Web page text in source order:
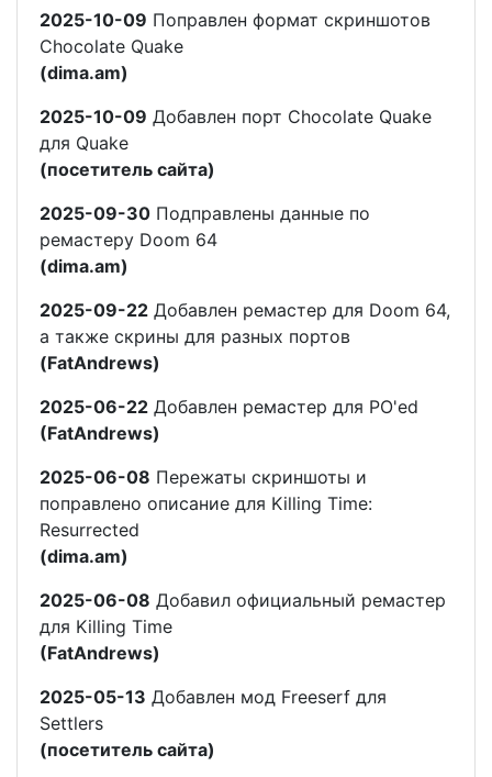
2025-10-09 Поправлен формат скриншотов
Chocolate Quake
(dima.am)
2025-10-09 Добавлен порт Chocolate Quake
для Quake
(посетитель сайта)
2025-09-30 Подправлены данные по
ремастеру Doom 64
(dima.am)
2025-09-22 Добавлен ремастер для Doom 64,
а также скрины для разных портов
(FatAndrews)
2025-06-22 Добавлен ремастер для PO'ed
(FatAndrews)
2025-06-08 Пережаты скриншоты и
поправлено описание для Killing Time:
Resurrected
(dima.am)
2025-06-08 Добавил официальный ремастер
для Killing Time
(FatAndrews)
2025-05-13 Добавлен мод Freeserf для
Settlers
(посетитель сайта)